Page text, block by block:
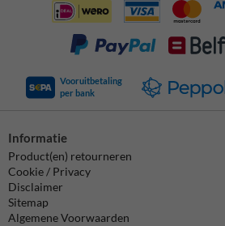
Vooruitbetaling
per bank
Informatie
Product(en) retourneren
Cookie / Privacy
Disclaimer
Sitemap
Algemene Voorwaarden